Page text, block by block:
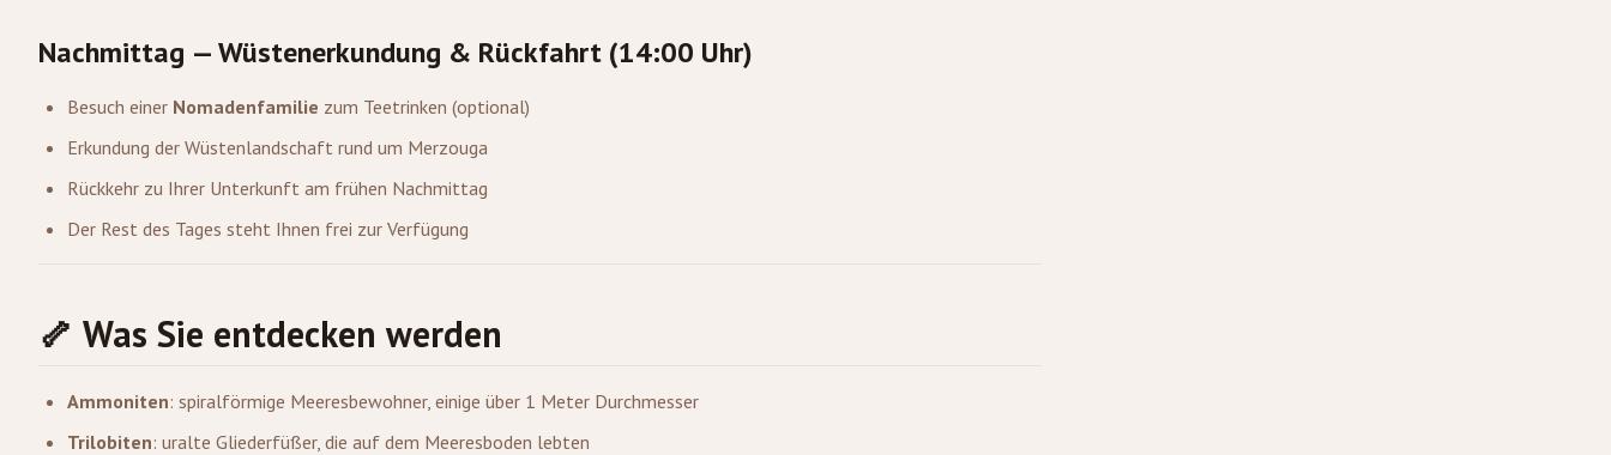
Nachmittag — Wüstenerkundung & Rückfahrt (14:00 Uhr)
Besuch einer Nomadenfamilie zum Teetrinken (optional)
Erkundung der Wüstenlandschaft rund um Merzouga
Rückkehr zu Ihrer Unterkunft am frühen Nachmittag
Der Rest des Tages steht Ihnen frei zur Verfügung
🦴 Was Sie entdecken werden
Ammoniten: spiralförmige Meeresbewohner, einige über 1 Meter Durchmesser
Trilobiten: uralte Gliederfüßer, die auf dem Meeresboden lebten